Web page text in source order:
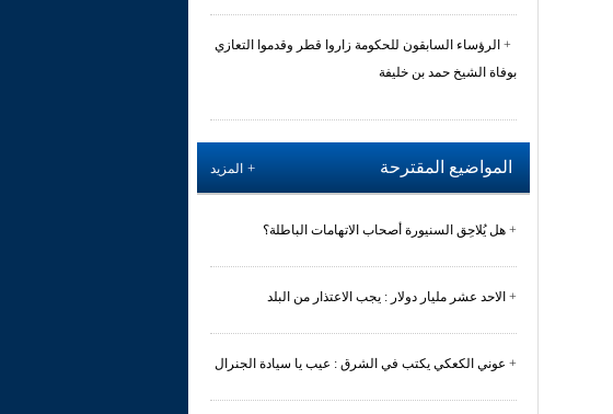
الرؤساء السابقون للحكومة زاروا قطر وقدموا التعازي
بوفاة الشيخ حمد بن خليفة
المواضيع المقترحة المزيد
هل يُلاحِق السنيورة أصحاب الاتهامات الباطلة؟
الاحد عشر مليار دولار : يجب الاعتذار من البلد
عوني الكعكي يكتب في الشرق : عيب يا سيادة الجنرال